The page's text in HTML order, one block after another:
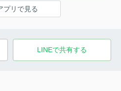
プリで見る
LINEで共有する